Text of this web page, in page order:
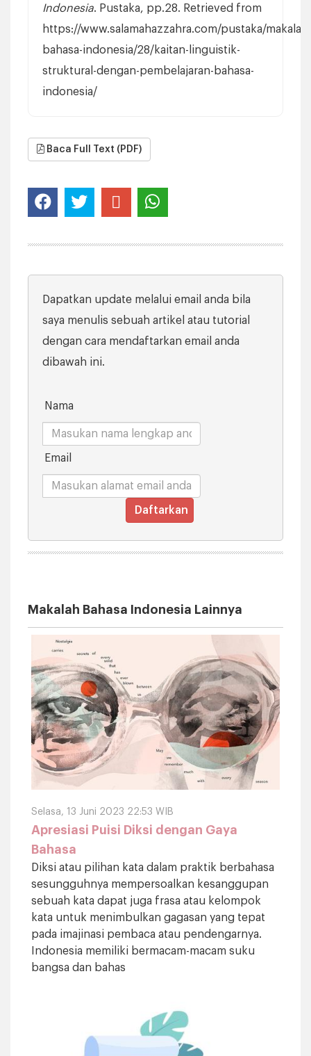
Indonesia. Pustaka, pp.28. Retrieved from
https://www.salamahazzahra.com/pustaka/makalah-
bahasa-indonesia/28/kaitan-linguistik-
struktural-dengan-pembelajaran-bahasa-
indonesia/
Baca Full Text (PDF)
Dapatkan update melalui email anda bila
saya menulis sebuah artikel atau tutorial
dengan cara mendaftarkan email anda
dibawah ini.
Nama
Email
Daftarkan
Makalah Bahasa Indonesia Lainnya
Selasa, 13 Juni 2023 22:53 WIB
Apresiasi Puisi Diksi dengan Gaya
Bahasa
Diksi atau pilihan kata dalam praktik berbahasa
sesungguhnya mempersoalkan kesanggupan
sebuah kata dapat juga frasa atau kelompok
kata untuk menimbulkan gagasan yang tepat
pada imajinasi pembaca atau pendengarnya.
Indonesia memiliki bermacam-macam suku
bangsa dan bahas